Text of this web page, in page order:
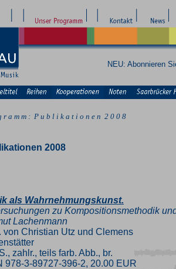
NEU: Abonnieren
r a m m : P u b l i k a t i o n e n 2 0 0 8
2008
als Wahrnehmungskunst.
zu Kompositionsmethodik
Lachenmann
von Christian Utz und Clemens
zahlr., teils farb. Abb., br.
978-3-89727-396-2, 20.00 EUR